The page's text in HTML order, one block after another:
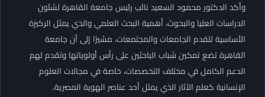
وأكد الدكتور محمود السعيد نائب رئيس جامعة القاهرة لشئون
الدراسات العليا والبحوث، أهمية البحث العلمي والذي يمثل الركيزة
الأساسية لتقدم الجامعات والمجتمعات، مشيرًا إلى أن جامعة
القاهرة تضع تمكين شباب الباحثين على رأس أولوياتها وتقدم لهم
الدعم الكامل في مختلف التخصصات، خاصة في مجالات العلوم
الإنسانية كعلم الآثار الذي يمثل أحد عناصر الهوية المصرية.